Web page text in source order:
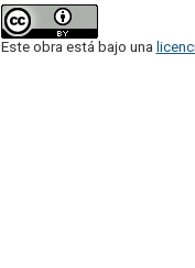
Este obra está bajo una